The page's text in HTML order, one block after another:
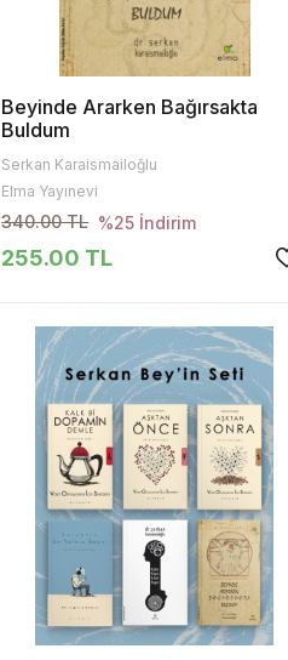
Beyinde Ararken Bağırsakta
Buldum
Serkan Karaismailoğlu
Elma Yayınevi
340.00 TL %25 İndirim
255.00 TL